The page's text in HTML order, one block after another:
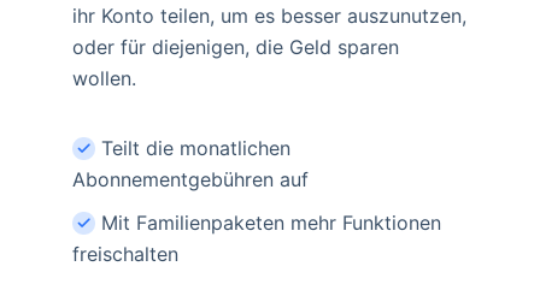
ihr Konto teilen, um es besser auszunutzen,
oder für diejenigen, die Geld sparen
wollen.
Teilt die monatlichen
Abonnementgebühren auf
Mit Familienpaketen mehr Funktionen
freischalten